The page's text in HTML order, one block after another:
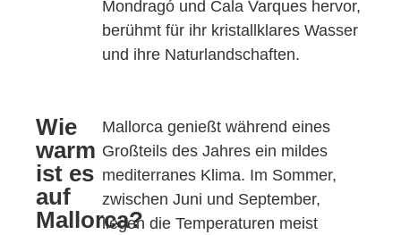
Mondragó und Cala Varques hervor,
berühmt für ihr kristallklares Wasser
und ihre Naturlandschaften.
Wie
warm
ist es
auf
Mallorca?
Mallorca genießt während eines
Großteils des Jahres ein mildes
mediterranes Klima. Im Sommer,
zwischen Juni und September,
liegen die Temperaturen meist